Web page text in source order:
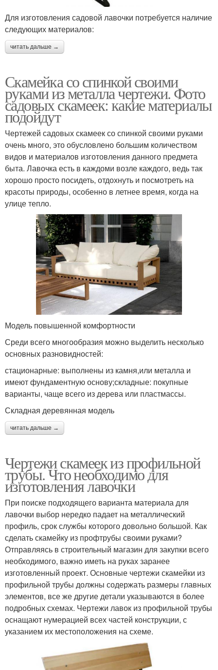
Для изготовления садовой лавочки потребуется наличие
следующих материалов:
читать дальше →
Скамейка со спинкой своими
руками из металла чертежи. Фото
садовых скамеек: какие материалы
подойдут
Чертежей садовых скамеек со спинкой своими руками
очень много, это обусловлено большим количеством
видов и материалов изготовления данного предмета
быта. Лавочка есть в каждоми возле каждого, ведь так
хорошо просто посидеть, отдохнуть и посмотреть на
красоты природы, особенно в летнее время, когда на
улице тепло.
Модель повышенной комфортности
Среди всего многообразия можно выделить несколько
основных разновидностей:
стационарные: выполнены из камня,или металла и
имеют фундаментную основу;складные: покупные
варианты, чаще всего из дерева или пластмассы.
Складная деревянная модель
читать дальше →
Чертежи скамеек из профильной
трубы. Что необходимо для
изготовления лавочки
При поиске подходящего варианта материала для
лавочки выбор нередко падает на металлический
профиль, срок службы которого довольно большой. Как
сделать скамейку из профтрубы своими руками?
Отправляясь в строительный магазин для закупки всего
необходимого, важно иметь на руках заранее
изготовленный проект. Основные чертежи скамейки из
профильной трубы должны содержать размеры главных
элементов, все же другие детали указываются в более
подробных схемах. Чертежи лавок из профильной трубы
оснащают нумерацией всех частей конструкции, с
указанием их местоположения на схеме.